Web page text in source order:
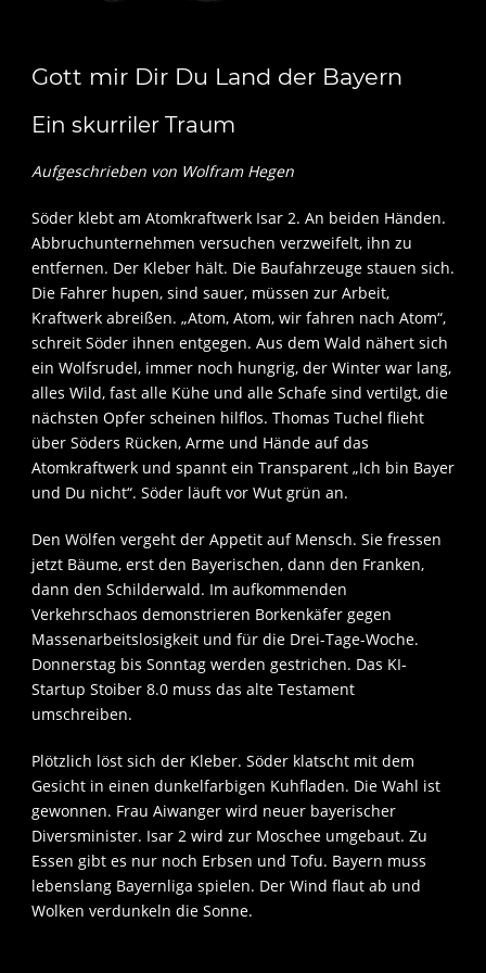
Gott mir Dir Du Land der Bayern
Ein skurriler Traum
Aufgeschrieben von Wolfram Hegen
Söder klebt am Atomkraftwerk Isar 2. An beiden Händen.
Abbruchunternehmen versuchen verzweifelt, ihn zu
entfernen. Der Kleber hält. Die Baufahrzeuge stauen sich.
Die Fahrer hupen, sind sauer, müssen zur Arbeit,
Kraftwerk abreißen. „Atom, Atom, wir fahren nach Atom“,
schreit Söder ihnen entgegen. Aus dem Wald nähert sich
ein Wolfsrudel, immer noch hungrig, der Winter war lang,
alles Wild, fast alle Kühe und alle Schafe sind vertilgt, die
nächsten Opfer scheinen hilflos. Thomas Tuchel flieht
über Söders Rücken, Arme und Hände auf das
Atomkraftwerk und spannt ein Transparent „Ich bin Bayer
und Du nicht“. Söder läuft vor Wut grün an.
Den Wölfen vergeht der Appetit auf Mensch. Sie fressen
jetzt Bäume, erst den Bayerischen, dann den Franken,
dann den Schilderwald. Im aufkommenden
Verkehrschaos demonstrieren Borkenkäfer gegen
Massenarbeitslosigkeit und für die Drei-Tage-Woche.
Donnerstag bis Sonntag werden gestrichen. Das KI-
Startup Stoiber 8.0 muss das alte Testament
umschreiben.
Plötzlich löst sich der Kleber. Söder klatscht mit dem
Gesicht in einen dunkelfarbigen Kuhfladen. Die Wahl ist
gewonnen. Frau Aiwanger wird neuer bayerischer
Diversminister. Isar 2 wird zur Moschee umgebaut. Zu
Essen gibt es nur noch Erbsen und Tofu. Bayern muss
lebenslang Bayernliga spielen. Der Wind flaut ab und
Wolken verdunkeln die Sonne.